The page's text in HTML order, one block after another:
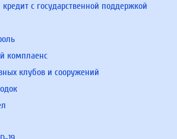
с государственной поддержкой
комплаенс
клубов и сооружений